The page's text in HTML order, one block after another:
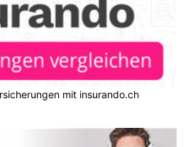
mit insurando.ch